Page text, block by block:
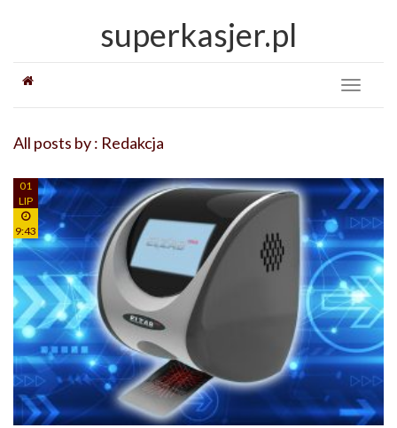
superkasjer.pl
Toggle
All posts by : Redakcja
01
LIP
9:43